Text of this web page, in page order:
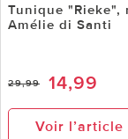
Tunique "Rieke",
Amélie di Santi
29,99 14,99
Voir l’article